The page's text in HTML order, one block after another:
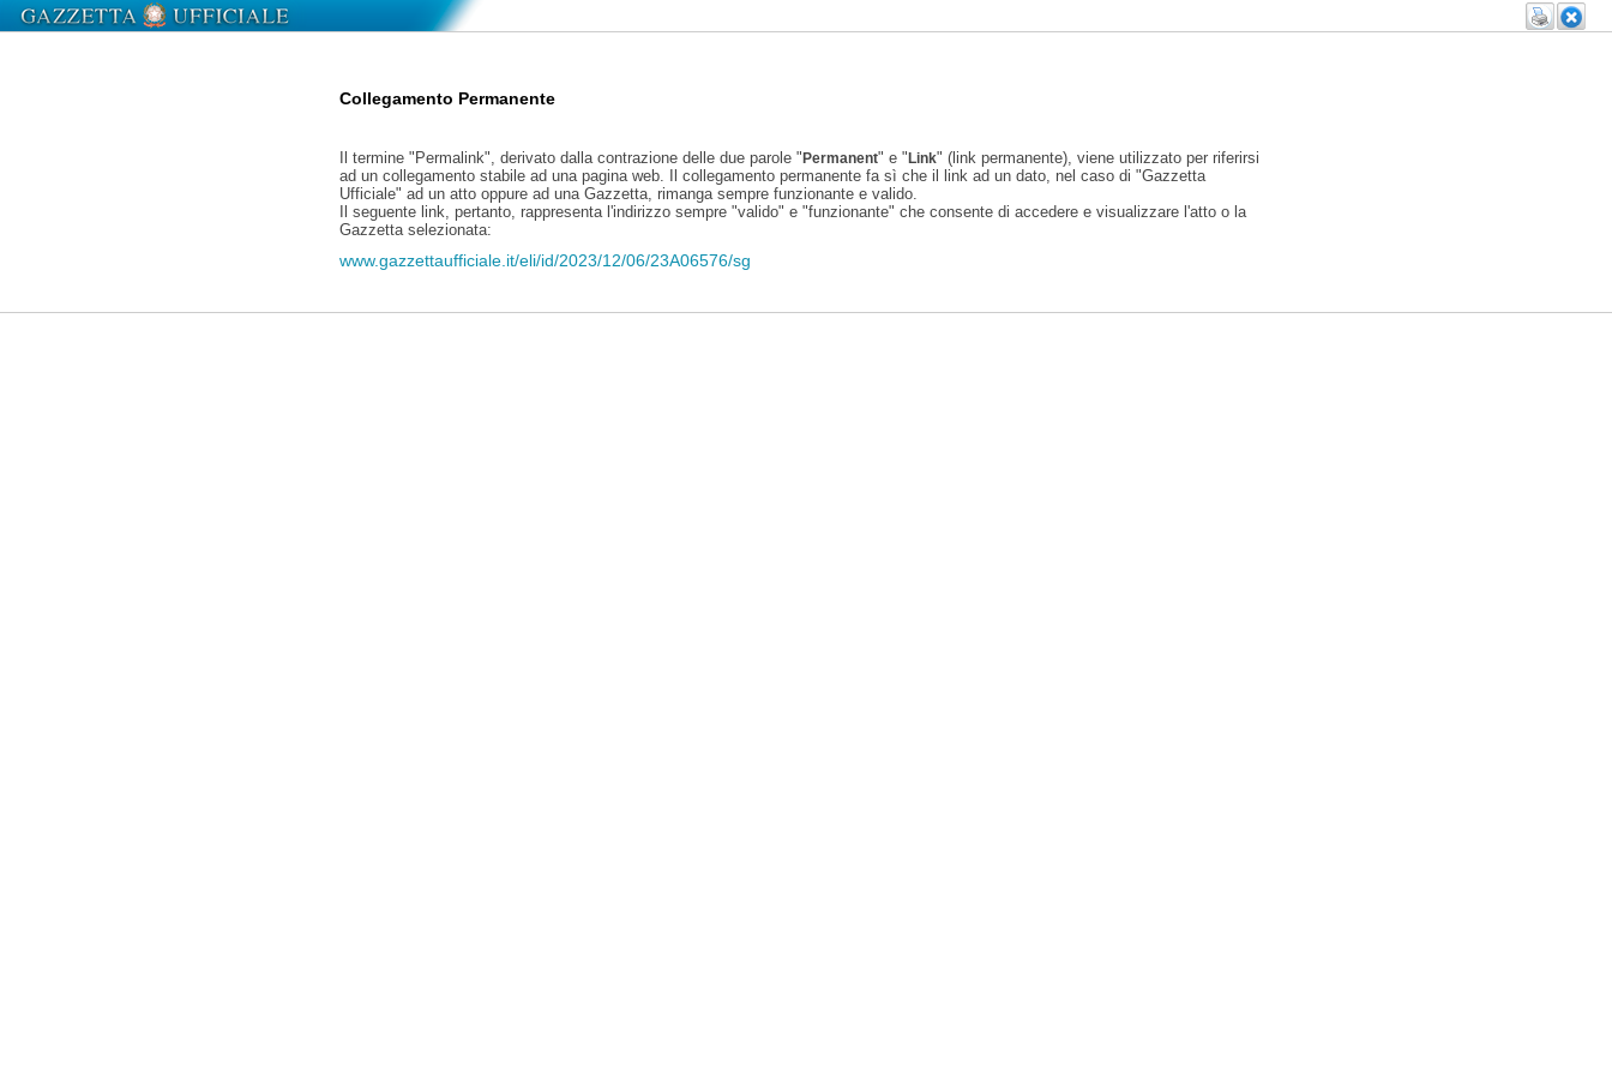
Collegamento Permanente
Il termine "Permalink", derivato dalla contrazione delle due parole "Permanent" e "Link" (link permanente), viene utilizzato per riferirsi
ad un collegamento stabile ad una pagina web. Il collegamento permanente fa sì che il link ad un dato, nel caso di "Gazzetta
Ufficiale" ad un atto oppure ad una Gazzetta, rimanga sempre funzionante e valido.
Il seguente link, pertanto, rappresenta l'indirizzo sempre "valido" e "funzionante" che consente di accedere e visualizzare l'atto o la
Gazzetta selezionata:
www.gazzettaufficiale.it/eli/id/2023/12/06/23A06576/sg